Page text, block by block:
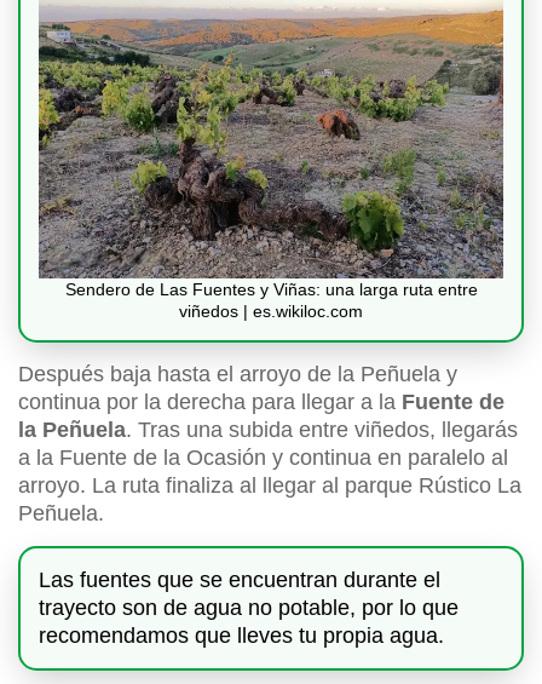
Sendero de Las Fuentes y Viñas: una larga ruta entre
viñedos | es.wikiloc.com
Después baja hasta el arroyo de la Peñuela y
continua por la derecha para llegar a la Fuente de
la Peñuela. Tras una subida entre viñedos, llegarás
a la Fuente de la Ocasión y continua en paralelo al
arroyo. La ruta finaliza al llegar al parque Rústico La
Peñuela.
Las fuentes que se encuentran durante el
trayecto son de agua no potable, por lo que
recomendamos que lleves tu propia agua.